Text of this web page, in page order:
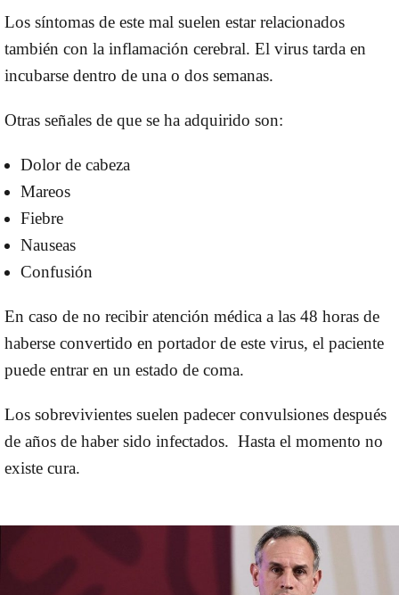
Los síntomas de este mal suelen estar relacionados
también con la inflamación cerebral. El virus tarda en
incubarse dentro de una o dos semanas.
Otras señales de que se ha adquirido son:
Dolor de cabeza
Mareos
Fiebre
Nauseas
Confusión
En caso de no recibir atención médica a las 48 horas de
haberse convertido en portador de este virus, el paciente
puede entrar en un estado de coma.
Los sobrevivientes suelen padecer convulsiones después
de años de haber sido infectados. Hasta el momento no
existe cura.